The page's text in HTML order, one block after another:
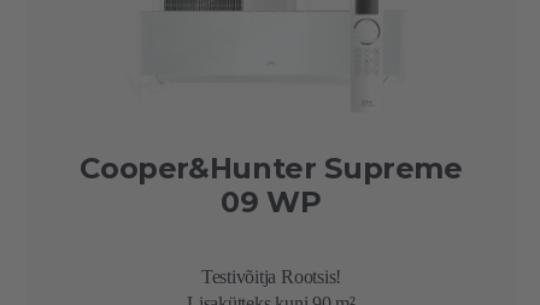
Cooper&Hunter Supreme
09 WP
Testivõitja Rootsis!